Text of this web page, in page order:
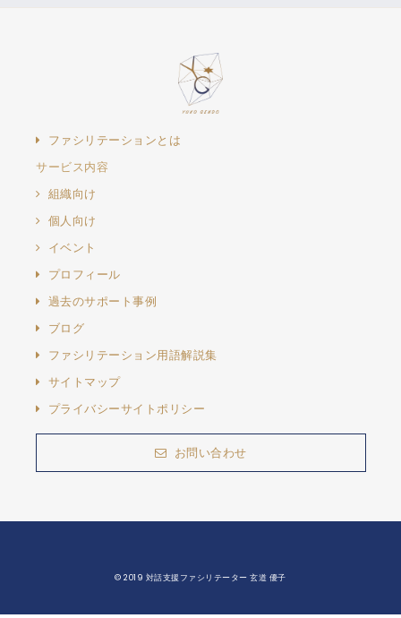
ファシリテーションとは
サービス内容
組織向け
個人向け
イベント
プロフィール
過去のサポート事例
ブログ
ファシリテーション用語解説集
サイトマップ
プライバシーサイトポリシー
お問い合わせ
© 2019 対話支援ファシリテーター 玄道 優子